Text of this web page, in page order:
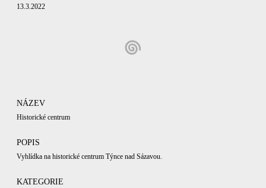
13.3.2022
NÁZEV
Historické centrum
POPIS
Vyhlídka na historické centrum Týnce nad Sázavou.
KATEGORIE